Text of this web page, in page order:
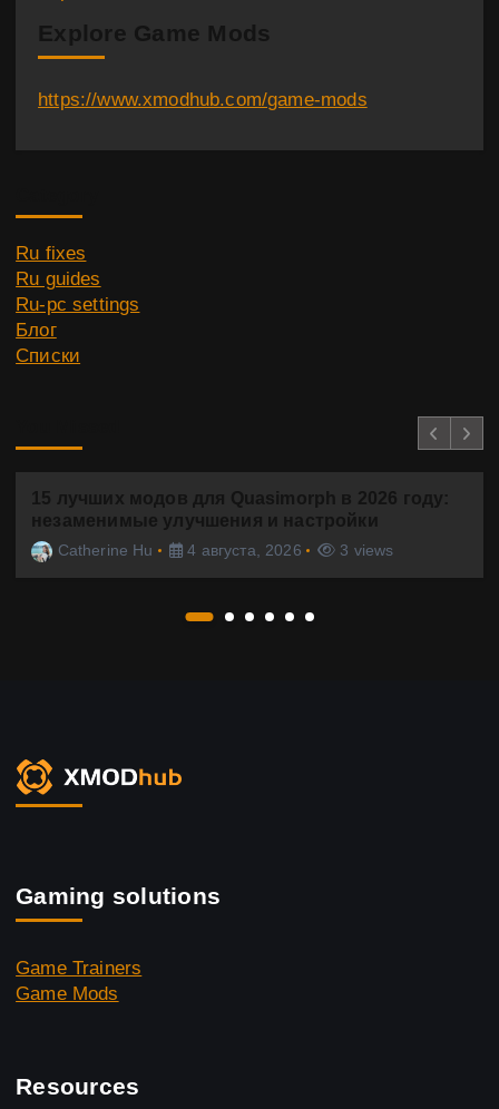
Explore Game Mods
https://www.xmodhub.com/game-mods
Ru fixes
Ru guides
Ru-pc settings
Блог
Списки
15 лучших модов для Quasimorph в 2026 году:
незаменимые улучшения и настройки
Catherine Hu 4 августа, 2026 3 views
Gaming solutions
Game Trainers
Game Mods
Resources